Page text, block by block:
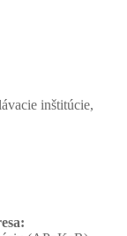
inštitúcie,